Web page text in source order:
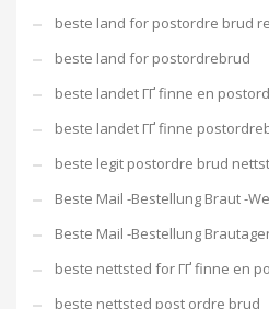
beste land for postordre brud
beste land for postordrebrud
beste landet ГҐ finne en
beste landet ГҐ finne
beste legit postordre brud
Beste Mail -Bestellung Braut -
Beste Mail -Bestellung
beste nettsted for ГҐ finne en
beste nettsted post ordre brud